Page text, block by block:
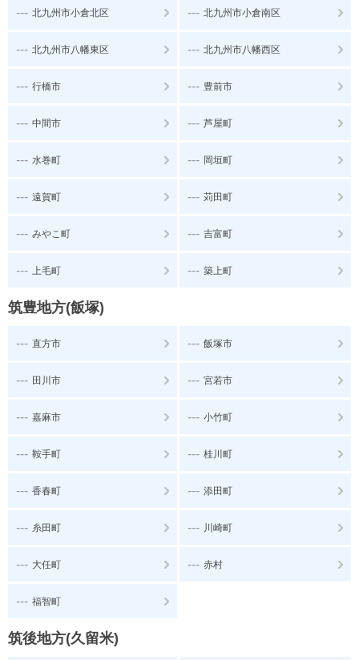
--- 北九州市小倉北区 --- 北九州市小倉南区
--- 北九州市八幡東区 --- 北九州市八幡西区
--- 行橋市 --- 豊前市
--- 中間市 --- 芦屋町
--- 水巻町 --- 岡垣町
--- 遠賀町 --- 苅田町
--- みやこ町 --- 吉富町
--- 上毛町 --- 築上町
筑豊地方(飯塚)
--- 直方市 --- 飯塚市
--- 田川市 --- 宮若市
--- 嘉麻市 --- 小竹町
--- 鞍手町 --- 桂川町
--- 香春町 --- 添田町
--- 糸田町 --- 川崎町
--- 大任町 --- 赤村
--- 福智町
筑後地方(久留米)